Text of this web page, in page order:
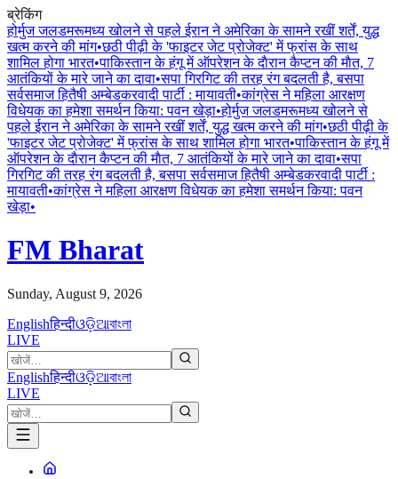
ब्रेकिंग
होर्मुज जलडमरूमध्य खोलने से पहले ईरान ने अमेरिका के सामने रखीं शर्तें, युद्ध
खत्म करने की मांग•छठी पीढ़ी के 'फाइटर जेट प्रोजेक्ट' में फ्रांस के साथ
शामिल होगा भारत•पाकिस्तान के हंगू में ऑपरेशन के दाैरान कैप्टन की माैत, 7
आतंकियों के मारे जाने का दावा•सपा गिरगिट की तरह रंग बदलती है, बसपा
सर्वसमाज हितैषी अम्बेडकरवादी पार्टी : मायावती•कांग्रेस ने महिला आरक्षण
विधेयक का हमेशा समर्थन किया: पवन खेड़ा•होर्मुज जलडमरूमध्य खोलने से
पहले ईरान ने अमेरिका के सामने रखीं शर्तें, युद्ध खत्म करने की मांग•छठी पीढ़ी के
'फाइटर जेट प्रोजेक्ट' में फ्रांस के साथ शामिल होगा भारत•पाकिस्तान के हंगू में
ऑपरेशन के दाैरान कैप्टन की माैत, 7 आतंकियों के मारे जाने का दावा•सपा
गिरगिट की तरह रंग बदलती है, बसपा सर्वसमाज हितैषी अम्बेडकरवादी पार्टी :
मायावती•कांग्रेस ने महिला आरक्षण विधेयक का हमेशा समर्थन किया: पवन
खेड़ा•
FM Bharat
Sunday, August 9, 2026
Englishहिन्दीଓଡ଼ିଆবাংলা
LIVE
Englishहिन्दीଓଡ଼ିଆবাংলা
LIVE